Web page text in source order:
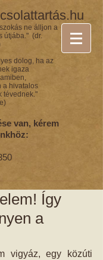
ne álljon a
útjába." (dr.
dolog, ha az
igaza
a hivatalos
tévednek."
van, kérem
Így
a
vigyáz, egy közúti